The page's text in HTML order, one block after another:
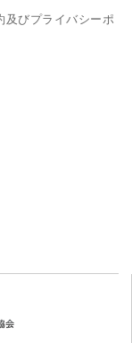
及びプライバシーポ